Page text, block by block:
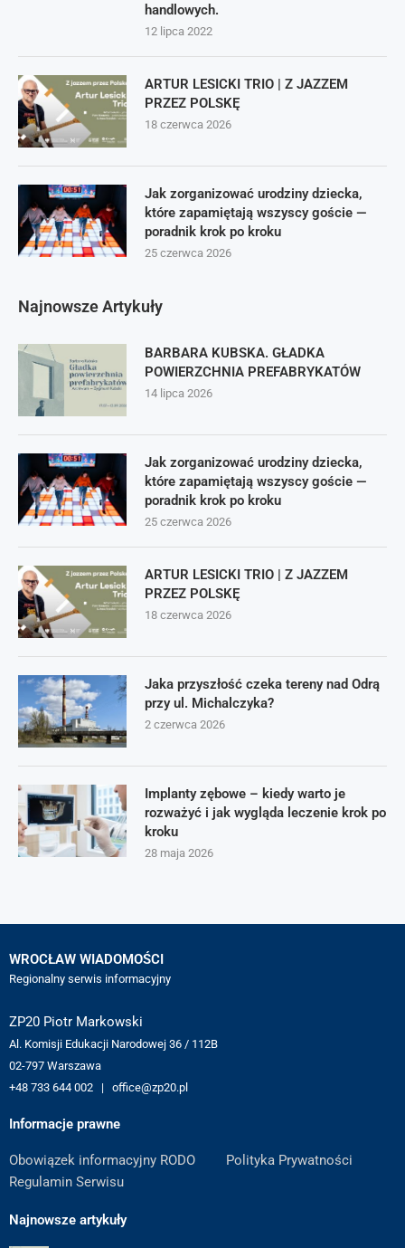
handlowych.
12 lipca 2022
ARTUR LESICKI TRIO | Z JAZZEM
PRZEZ POLSKĘ
18 czerwca 2026
Jak zorganizować urodziny dziecka,
które zapamiętają wszyscy goście —
poradnik krok po kroku
25 czerwca 2026
Najnowsze Artykuły
BARBARA KUBSKA. GŁADKA
POWIERZCHNIA PREFABRYKATÓW
14 lipca 2026
Jak zorganizować urodziny dziecka,
które zapamiętają wszyscy goście —
poradnik krok po kroku
25 czerwca 2026
ARTUR LESICKI TRIO | Z JAZZEM
PRZEZ POLSKĘ
18 czerwca 2026
Jaka przyszłość czeka tereny nad Odrą
przy ul. Michalczyka?
2 czerwca 2026
Implanty zębowe – kiedy warto je
rozważyć i jak wygląda leczenie krok po
kroku
28 maja 2026
WROCŁAW WIADOMOŚCI
Regionalny serwis informacyjny
ZP20 Piotr Markowski
Al. Komisji Edukacji Narodowej 36 / 112B
02-797 Warszawa
+48 733 644 002 | office@zp20.pl
Informacje prawne
Obowiązek informacyjny RODO
Polityka Prywatności
Regulamin Serwisu
Najnowsze artykuły